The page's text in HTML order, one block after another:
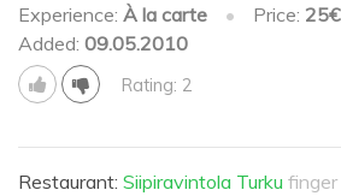
Experience: À la carte • Price: 25€
Added: 09.05.2010
Rating: 2
Restaurant: Siipiravintola Turku